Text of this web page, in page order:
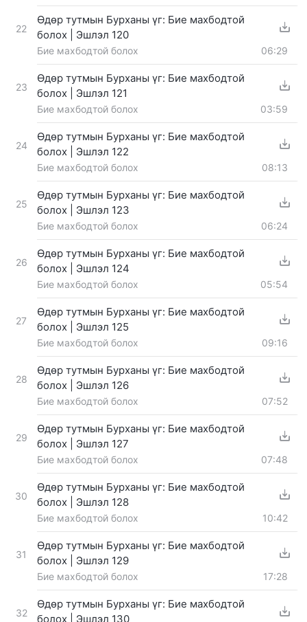
22
Өдөр тутмын Бурханы үг: Бие махбодтой
болох | Эшлэл 120
Бие махбодтой болох 06:29
23
Өдөр тутмын Бурханы үг: Бие махбодтой
болох | Эшлэл 121
Бие махбодтой болох 03:59
24
Өдөр тутмын Бурханы үг: Бие махбодтой
болох | Эшлэл 122
Бие махбодтой болох 08:13
25
Өдөр тутмын Бурханы үг: Бие махбодтой
болох | Эшлэл 123
Бие махбодтой болох 06:24
26
Өдөр тутмын Бурханы үг: Бие махбодтой
болох | Эшлэл 124
Бие махбодтой болох 05:54
27
Өдөр тутмын Бурханы үг: Бие махбодтой
болох | Эшлэл 125
Бие махбодтой болох 09:16
28
Өдөр тутмын Бурханы үг: Бие махбодтой
болох | Эшлэл 126
Бие махбодтой болох 07:52
29
Өдөр тутмын Бурханы үг: Бие махбодтой
болох | Эшлэл 127
Бие махбодтой болох 07:48
30
Өдөр тутмын Бурханы үг: Бие махбодтой
болох | Эшлэл 128
Бие махбодтой болох 10:42
31
Өдөр тутмын Бурханы үг: Бие махбодтой
болох | Эшлэл 129
Бие махбодтой болох 17:28
32
Өдөр тутмын Бурханы үг: Бие махбодтой
болох | Эшлэл 130